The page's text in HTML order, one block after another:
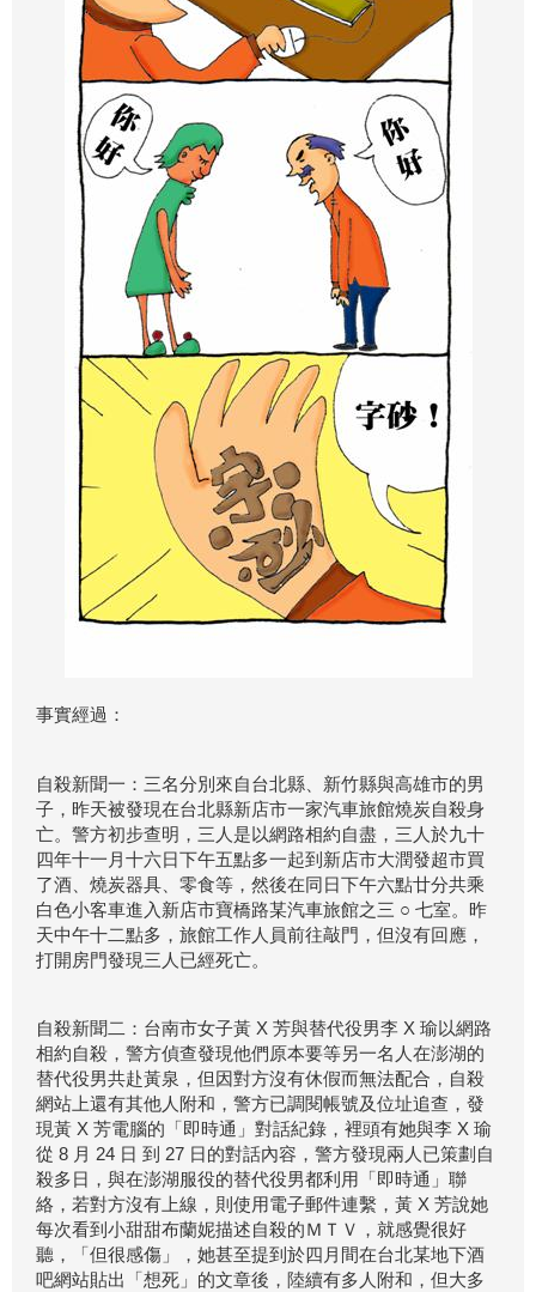
事實經過：
自殺新聞一：三名分別來自台北縣、新竹縣與高雄市的男
子，昨天被發現在台北縣新店市一家汽車旅館燒炭自殺身
亡。警方初步查明，三人是以網路相約自盡，三人於九十
四年十一月十六日下午五點多一起到新店市大潤發超市買
了酒、燒炭器具、零食等，然後在同日下午六點廿分共乘
白色小客車進入新店市寶橋路某汽車旅館之三 ○ 七室。昨
天中午十二點多，旅館工作人員前往敲門，但沒有回應，
打開房門發現三人已經死亡。
自殺新聞二：台南市女子黃 X 芳與替代役男李 X 瑜以網路
相約自殺，警方偵查發現他們原本要等另一名人在澎湖的
替代役男共赴黃泉，但因對方沒有休假而無法配合，自殺
網站上還有其他人附和，警方已調閱帳號及位址追查，發
現黃 X 芳電腦的「即時通」對話紀錄，裡頭有她與李 X 瑜
從 8 月 24 日 到 27 日的對話內容，警方發現兩人已策劃自
殺多日，與在澎湖服役的替代役男都利用「即時通」聯
絡，若對方沒有上線，則使用電子郵件連繫，黃 X 芳說她
每次看到小甜甜布蘭妮描述自殺的ＭＴＶ，就感覺很好
聽，「但很感傷」，她甚至提到於四月間在台北某地下酒
吧網站貼出「想死」的文章後，陸續有多人附和，但大多